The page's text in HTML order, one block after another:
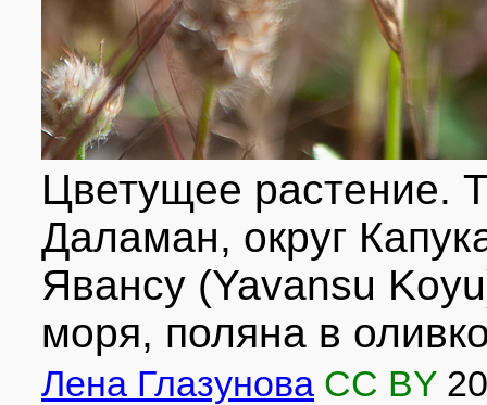
Цветущее растение.
Даламан, округ
Явансу (Yavansu
моря, поляна в
Лена Глазунова CC BY